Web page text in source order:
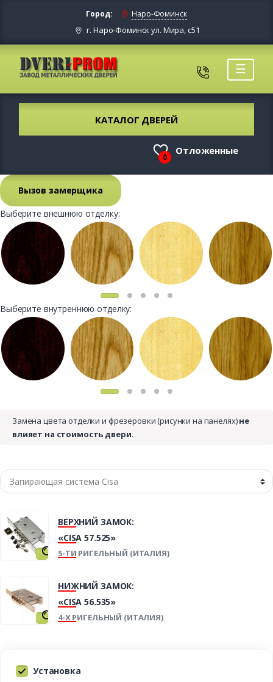
Город: Наро-Фоминск
г. Наро-Фоминск ул. Мира, с51
☰
КАТАЛОГ ДВЕРЕЙ
0
Отложенные
Вызов замерщика
Выберите внешнюю отделку:
Выберите внутреннюю отделку:
Замена цвета отделки и фрезеровки (рисунки на панелях)не
влияет на стоимость двери.
ВЕРХНИЙ ЗАМОК:
«CISA 57.525»
5-ТИ РИГЕЛЬНЫЙ (ИТАЛИЯ)
НИЖНИЙ ЗАМОК:
«CISA 56.535»
4-Х РИГЕЛЬНЫЙ (ИТАЛИЯ)
Установка